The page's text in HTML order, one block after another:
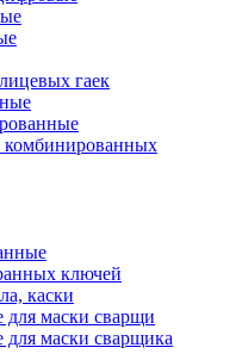
гаек
ключей
каски
для маски сварщи
для маски сварщика